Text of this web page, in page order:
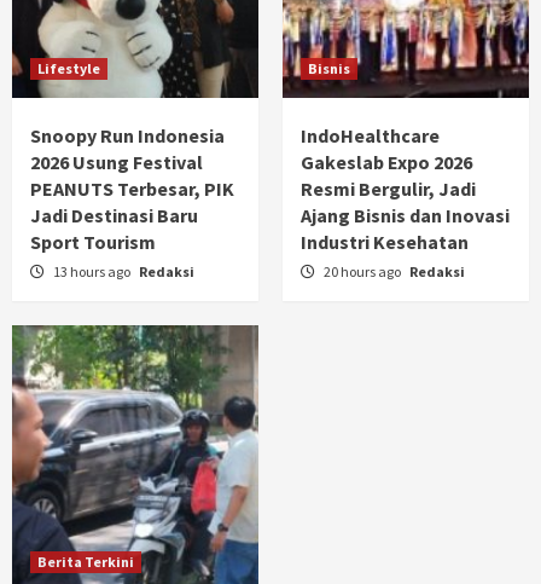
Lifestyle
Snoopy Run Indonesia
2026 Usung Festival
PEANUTS Terbesar, PIK
Jadi Destinasi Baru
Sport Tourism
13 hours ago Redaksi
Bisnis
IndoHealthcare
Gakeslab Expo 2026
Resmi Bergulir, Jadi
Ajang Bisnis dan Inovasi
Industri Kesehatan
20 hours ago Redaksi
Berita Terkini